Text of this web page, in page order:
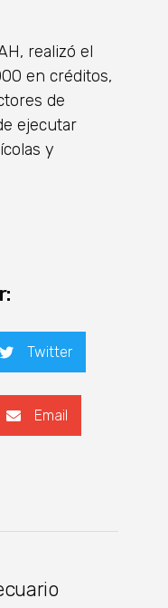
realizó el
en créditos,
de
ejecutar
y
Twitter
Email